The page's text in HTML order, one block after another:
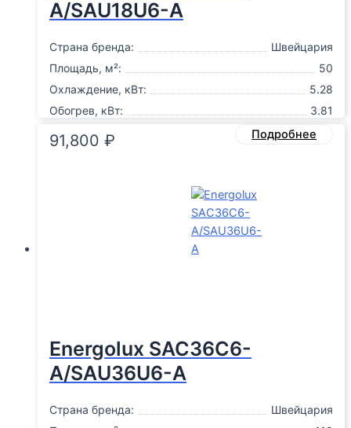
A/SAU18U6-A
Страна бренда:
Швейцария
Площадь, м²:
50
Охлаждение, кВт:
5.28
Обогрев, кВт:
3.81
91,800 ₽ Подробнее
Energolux SAC36С6-
A/SAU36U6-A
Страна бренда:
Швейцария